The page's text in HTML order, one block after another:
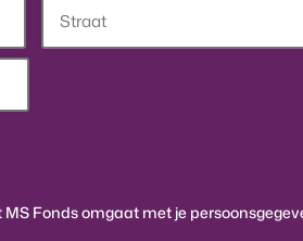
MS Fonds omgaat met je